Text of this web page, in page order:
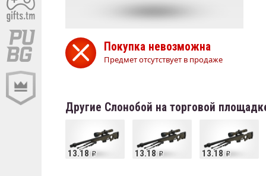
Покупка невозможна
Предмет отсутствует в продаже
Другие Слонобой на торговой
13.18 13.18 13.18